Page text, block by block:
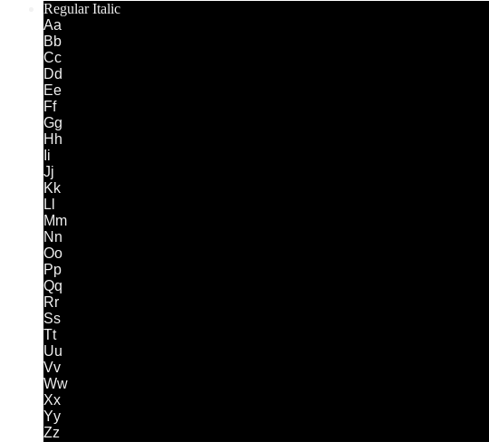
Regular Italic
Aa
Bb
Cc
Dd
Ee
Ff
Gg
Hh
Ii
Jj
Kk
Ll
Mm
Nn
Oo
Pp
Qq
Rr
Ss
Tt
Uu
Vv
Ww
Xx
Yy
Zz